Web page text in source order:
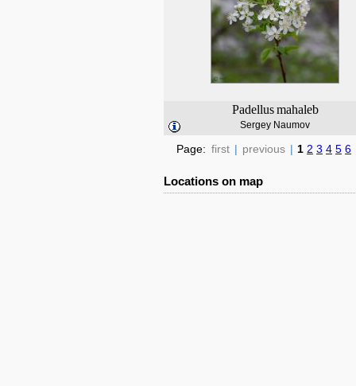
Padellus mahaleb
Sergey Naumov
Page: first | previous | 1 2 3 4 5 6
Locations on map